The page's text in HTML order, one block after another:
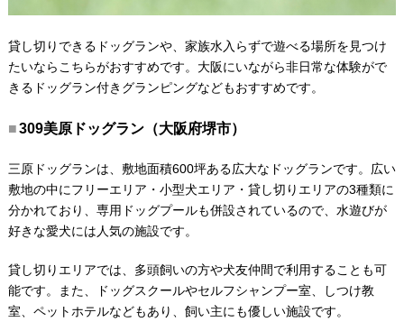
貸し切りできるドッグランや、家族水入らずで遊べる場所を見つけ
たいならこちらがおすすめです。大阪にいながら非日常な体験がで
きるドッグラン付きグランピングなどもおすすめです。
309美原ドッグラン（大阪府堺市）
三原ドッグランは、敷地面積600坪ある広大なドッグランです。広い
敷地の中にフリーエリア・小型犬エリア・貸し切りエリアの3種類に
分かれており、専用ドッグプールも併設されているので、水遊びが
好きな愛犬には人気の施設です。
貸し切りエリアでは、多頭飼いの方や犬友仲間で利用することも可
能です。また、ドッグスクールやセルフシャンプー室、しつけ教
室、ペットホテルなどもあり、飼い主にも優しい施設です。